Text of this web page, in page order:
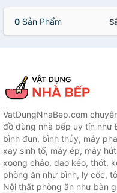
0 Sản Phẩm
VatDungNhaBep.com
đồ dùng nhà bếp uy tín như
bình đun, bình thủy, máy
xay sinh tố, máy ép, máy
xoong chảo, dao kéo, thớt,
phòng ăn như bình, ly cốc,
Nội thất phòng ăn như bàn